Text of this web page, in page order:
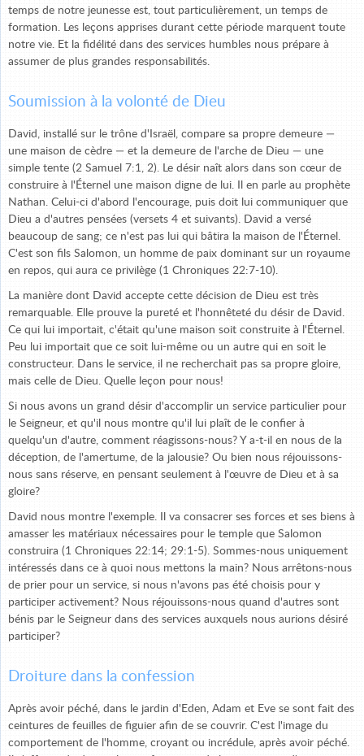
temps de notre jeunesse est, tout particulièrement, un temps de
formation. Les leçons apprises durant cette période marquent toute
notre vie. Et la fidélité dans des services humbles nous prépare à
assumer de plus grandes responsabilités.
Soumission à la volonté de Dieu
David, installé sur le trône d'Israël, compare sa propre demeure —
une maison de cèdre — et la demeure de l'arche de Dieu — une
simple tente (2 Samuel 7:1, 2). Le désir naît alors dans son cœur de
construire à l'Éternel une maison digne de lui. Il en parle au prophète
Nathan. Celui-ci d'abord l'encourage, puis doit lui communiquer que
Dieu a d'autres pensées (versets 4 et suivants). David a versé
beaucoup de sang; ce n'est pas lui qui bâtira la maison de l'Éternel.
C'est son fils Salomon, un homme de paix dominant sur un royaume
en repos, qui aura ce privilège (1 Chroniques 22:7-10).
La manière dont David accepte cette décision de Dieu est très
remarquable. Elle prouve la pureté et l'honnêteté du désir de David.
Ce qui lui importait, c'était qu'une maison soit construite à l'Éternel.
Peu lui importait que ce soit lui-même ou un autre qui en soit le
constructeur. Dans le service, il ne recherchait pas sa propre gloire,
mais celle de Dieu. Quelle leçon pour nous!
Si nous avons un grand désir d'accomplir un service particulier pour
le Seigneur, et qu'il nous montre qu'il lui plaît de le confier à
quelqu'un d'autre, comment réagissons-nous? Y a-t-il en nous de la
déception, de l'amertume, de la jalousie? Ou bien nous réjouissons-
nous sans réserve, en pensant seulement à l'œuvre de Dieu et à sa
gloire?
David nous montre l'exemple. Il va consacrer ses forces et ses biens à
amasser les matériaux nécessaires pour le temple que Salomon
construira (1 Chroniques 22:14; 29:1-5). Sommes-nous uniquement
intéressés dans ce à quoi nous mettons la main? Nous arrêtons-nous
de prier pour un service, si nous n'avons pas été choisis pour y
participer activement? Nous réjouissons-nous quand d'autres sont
bénis par le Seigneur dans des services auxquels nous aurions désiré
participer?
Droiture dans la confession
Après avoir péché, dans le jardin d'Eden, Adam et Eve se sont fait des
ceintures de feuilles de figuier afin de se couvrir. C'est l'image du
comportement de l'homme, croyant ou incrédule, après avoir péché.